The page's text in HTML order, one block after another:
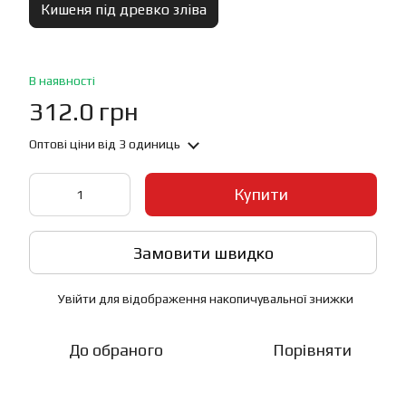
Кишеня під древко зліва
В наявності
312.0 грн
Оптові ціни від 3 одиниць
Купити
Замовити швидко
Увійти для відображення накопичувальної знижки
До обраного Порівняти